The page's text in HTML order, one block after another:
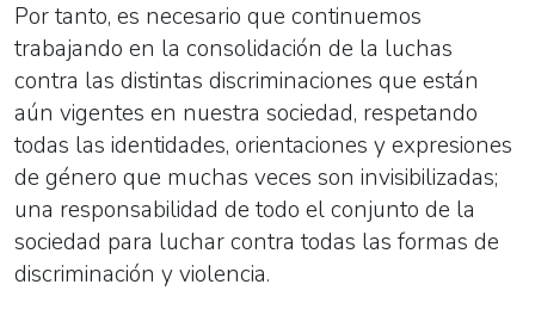
Por tanto, es necesario que continuemos
trabajando en la consolidación de la luchas
contra las distintas discriminaciones que están
aún vigentes en nuestra sociedad, respetando
todas las identidades, orientaciones y expresiones
de género que muchas veces son invisibilizadas;
una responsabilidad de todo el conjunto de la
sociedad para luchar contra todas las formas de
discriminación y violencia.